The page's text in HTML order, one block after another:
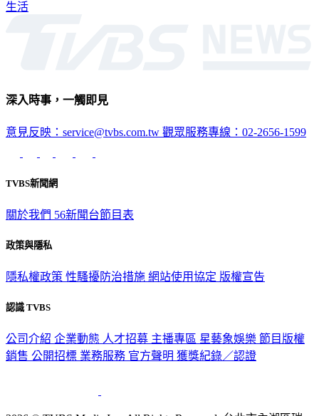
生活
深入時事，一觸即見
意見反映：service@tvbs.com.tw 觀眾服務專線：02-2656-1599
TVBS新聞網
關於我們 56新聞台節目表
政策與隱私
隱私權政策 性騷擾防治措施 網站使用協定 版權宣告
認識 TVBS
公司介紹 企業動態 人才招募 主播專區 星藝象娛樂 節目版權
銷售 公開招標 業務服務 官方聲明 獲獎紀錄／認證